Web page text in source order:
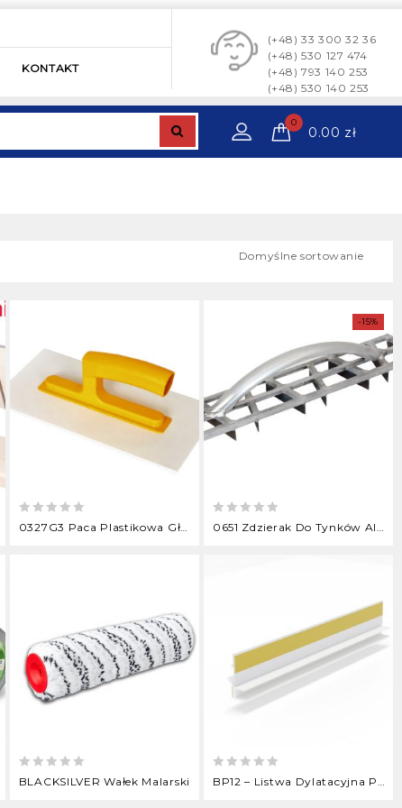
KONTAKT
(+48) 33 300 32 36
(+48) 530 127 474
(+48) 793 140 253
(+48) 530 140 253
0
0.00 zł
Domyślne sortowanie
0
0327G3 Paca Plastikowa Gładka
-15%
0
0651 Zdzierak Do Tynków Aluminiowy
0
BLACKSILVER Wałek Malarski
0
BP12 – Listwa Dylatacyjna Przyokienna Z Uszczelką